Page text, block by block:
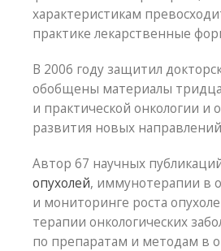
характеристикам
практике лекарственные
В 2006 году защитил
обобщены материалы
и практической онкологии
развития новых
Автор 67 научных
опухолей, иммунотерапии в
и мониторинге роста
терапии онкологических
по препаратам и методам в